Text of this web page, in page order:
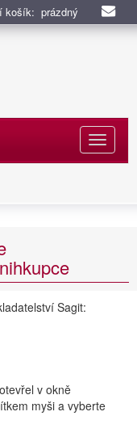
košík: prázdný
Sagit:
v okně
myši a vyberte